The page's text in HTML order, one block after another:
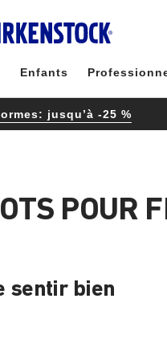
Enfants
jusqu’à -25 %
POUR
sentir bien